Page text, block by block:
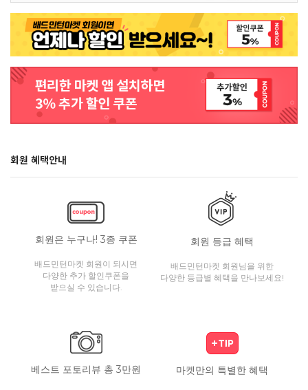
회원 혜택안내
회원은 누구나! 3종 쿠폰
배드민턴마켓 회원이 되시면
다양한 추가 할인쿠폰을
받으실 수 있습니다.
회원 등급 혜택
배드민턴마켓 회원님을 위한
다양한 등급별 혜택을 만나보세요!
베스트 포토리뷰 총 3만원 마켓만의 특별한 혜택